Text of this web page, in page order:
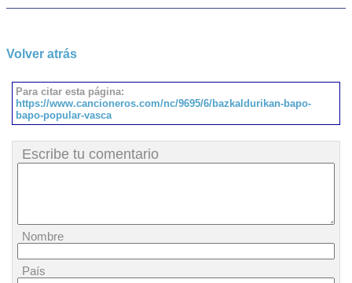
Volver atrás
Para citar esta página:
https://www.cancioneros.com/nc/9695/6/bazkaldurikan-bapo-
bapo-popular-vasca
Escribe tu comentario
Nombre
País